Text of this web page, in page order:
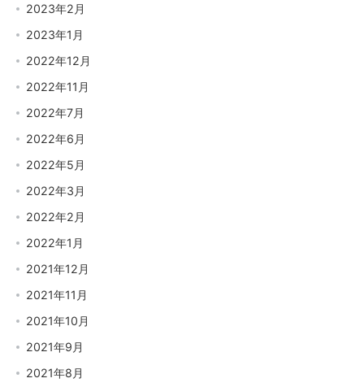
2023年2月
2023年1月
2022年12月
2022年11月
2022年7月
2022年6月
2022年5月
2022年3月
2022年2月
2022年1月
2021年12月
2021年11月
2021年10月
2021年9月
2021年8月